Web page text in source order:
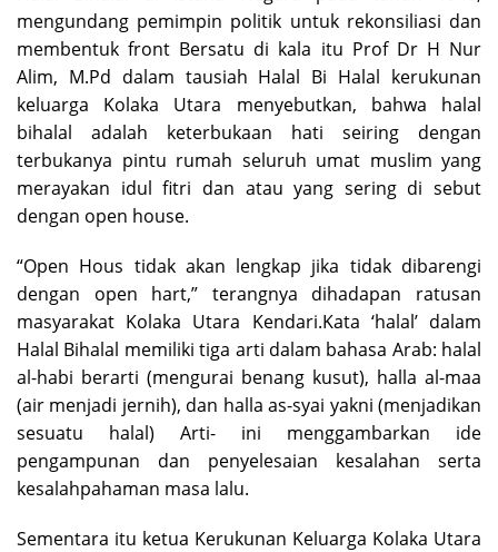
mengundang pemimpin politik untuk rekonsiliasi dan
membentuk front Bersatu di kala itu Prof Dr H Nur
Alim, M.Pd dalam tausiah Halal Bi Halal kerukunan
keluarga Kolaka Utara menyebutkan, bahwa halal
bihalal adalah keterbukaan hati seiring dengan
terbukanya pintu rumah seluruh umat muslim yang
merayakan idul fitri dan atau yang sering di sebut
dengan open house.
“Open Hous tidak akan lengkap jika tidak dibarengi
dengan open hart,” terangnya dihadapan ratusan
masyarakat Kolaka Utara Kendari.Kata ‘halal’ dalam
Halal Bihalal memiliki tiga arti dalam bahasa Arab: halal
al-habi berarti (mengurai benang kusut), halla al-maa
(air menjadi jernih), dan halla as-syai yakni (menjadikan
sesuatu halal) Arti- ini menggambarkan ide
pengampunan dan penyelesaian kesalahan serta
kesalahpahaman masa lalu.
Sementara itu ketua Kerukunan Keluarga Kolaka Utara